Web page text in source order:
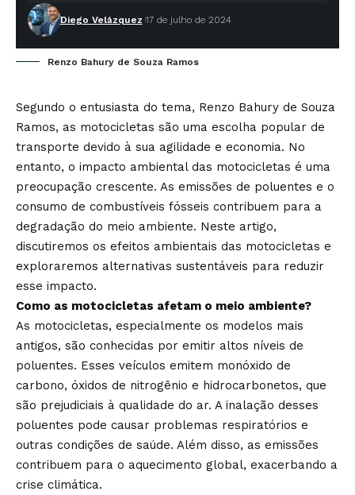
Diego Velázquez 17 de julho de 2024
Renzo Bahury de Souza Ramos
Segundo o entusiasta do tema, Renzo Bahury de Souza
Ramos, as motocicletas são uma escolha popular de
transporte devido à sua agilidade e economia. No
entanto, o impacto ambiental das motocicletas é uma
preocupação crescente. As emissões de poluentes e o
consumo de combustíveis fósseis contribuem para a
degradação do meio ambiente. Neste artigo,
discutiremos os efeitos ambientais das motocicletas e
exploraremos alternativas sustentáveis para reduzir
esse impacto.
Como as motocicletas afetam o meio ambiente?
As motocicletas, especialmente os modelos mais
antigos, são conhecidas por emitir altos níveis de
poluentes. Esses veículos emitem monóxido de
carbono, óxidos de nitrogênio e hidrocarbonetos, que
são prejudiciais à qualidade do ar. A inalação desses
poluentes pode causar problemas respiratórios e
outras condições de saúde. Além disso, as emissões
contribuem para o aquecimento global, exacerbando a
crise climática.